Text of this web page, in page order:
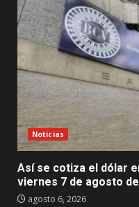
Noticias
Así se cotiza el dólar
viernes 7 de agosto
agosto 6, 2026